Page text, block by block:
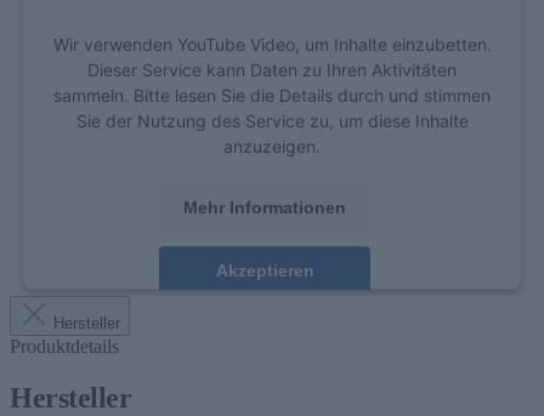
Wir verwenden YouTube Video, um Inhalte einzubetten.
Dieser Service kann Daten zu Ihren Aktivitäten
sammeln. Bitte lesen Sie die Details durch und stimmen
Sie der Nutzung des Service zu, um diese Inhalte
anzuzeigen.
Mehr Informationen
Akzeptieren
Hersteller
Produktdetails
Hersteller